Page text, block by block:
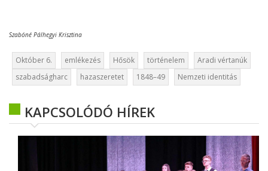
Szabóné Pálhegyi Krisztina
Október 6. emlékezés Hősök történelem
Aradi vértanúk
szabadságharc
hazaszeretet 1848–49 Nemzeti identitás
KAPCSOLÓDÓ HÍREK